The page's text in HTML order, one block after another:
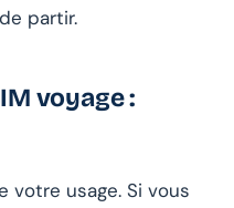
partir.
voyage :
votre usage. Si vous